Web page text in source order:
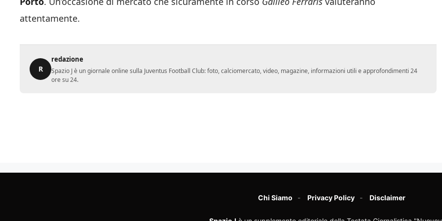
attentamente.
R
redazione
Spazio J è un giornale online sulla Juventus Football Club: foto, calciomercato, video, magazine, informazioni utili e approfondimenti 24
ore su 24.
Chi Siamo Privacy Policy Disclaimer